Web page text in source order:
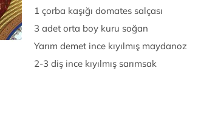
1 çorba kaşığı domates salçası
3 adet orta boy kuru soğan
Yarım demet ince kıyılmış maydanoz
2-3 diş ince kıyılmış sarımsak